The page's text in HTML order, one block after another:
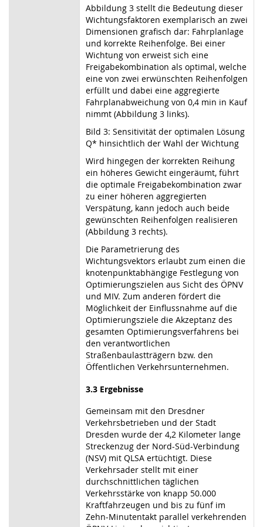
Abbildung 3 stellt die Bedeutung dieser
Wichtungsfaktoren exemplarisch an zwei
Dimensionen grafisch dar: Fahrplanlage
und korrekte Reihenfolge. Bei einer
Wichtung von erweist sich eine
Freigabekombination als optimal, welche
eine von zwei erwünschten Reihenfolgen
erfüllt und dabei eine aggregierte
Fahrplanabweichung von 0,4 min in Kauf
nimmt (Abbildung 3 links).
Bild 3: Sensitivität der optimalen Lösung
Q* hinsichtlich der Wahl der Wichtung
Wird hingegen der korrekten Reihung
ein höheres Gewicht eingeräumt, führt
die optimale Freigabekombination zwar
zu einer höheren aggregierten
Verspätung, kann jedoch auch beide
gewünschten Reihenfolgen realisieren
(Abbildung 3 rechts).
Die Parametrierung des
Wichtungsvektors erlaubt zum einen die
knotenpunktabhängige Festlegung von
Optimierungszielen aus Sicht des ÖPNV
und MIV. Zum anderen fördert die
Möglichkeit der Einflussnahme auf die
Optimierungsziele die Akzeptanz des
gesamten Optimierungsverfahrens bei
den verantwortlichen
Straßenbaulastträgern bzw. den
Öffentlichen Verkehrsunternehmen.
3.3 Ergebnisse
Gemeinsam mit den Dresdner
Verkehrsbetrieben und der Stadt
Dresden wurde der 4,2 Kilometer lange
Streckenzug der Nord-Süd-Verbindung
(NSV) mit QLSA ertüchtigt. Diese
Verkehrsader stellt mit einer
durchschnittlichen täglichen
Verkehrsstärke von knapp 50.000
Kraftfahrzeugen und bis zu fünf im
Zehn-Minutentakt parallel verkehrenden